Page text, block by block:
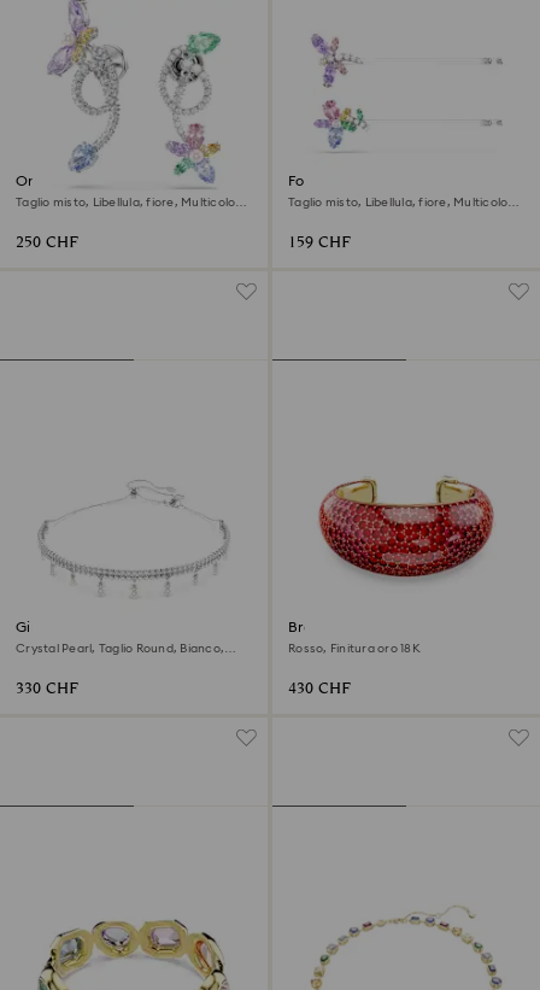
Orecchini pendenti con
orecchino jacket Ariana Grande
Taglio misto, Libellula, fiore, Multicolore,
250 CHF
Forcina Ariana Grande x
Swarovski
Taglio misto, Libellula, fiore, Multicolore,
159 CHF
Girocollo Ariana Grande x
Swarovski
Crystal Pearl, Taglio Round, Bianco,
330 CHF
Bracciale rigido Idyllia
Rosso, Finitura oro 18K
430 CHF